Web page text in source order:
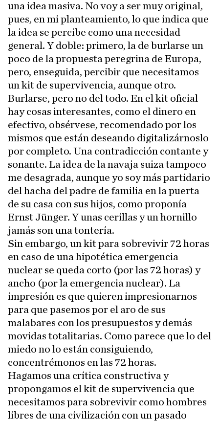
una idea masiva. No voy a ser muy original,
pues, en mi planteamiento, lo que indica que
la idea se percibe como una necesidad
general. Y doble: primero, la de burlarse un
poco de la propuesta peregrina de Europa,
pero, enseguida, percibir que necesitamos
un kit de supervivencia, aunque otro.
Burlarse, pero no del todo. En el kit oficial
hay cosas interesantes, como el dinero en
efectivo, obsérvese, recomendado por los
mismos que están deseando digitalizárnoslo
por completo. Una contradicción contante y
sonante. La idea de la navaja suiza tampoco
me desagrada, aunque yo soy más partidario
del hacha del padre de familia en la puerta
de su casa con sus hijos, como proponía
Ernst Jünger. Y unas cerillas y un hornillo
jamás son una tontería.
Sin embargo, un kit para sobrevivir 72 horas
en caso de una hipotética emergencia
nuclear se queda corto (por las 72 horas) y
ancho (por la emergencia nuclear). La
impresión es que quieren impresionarnos
para que pasemos por el aro de sus
malabares con los presupuestos y demás
movidas totalitarias. Como parece que lo del
miedo no lo están consiguiendo,
concentrémonos en las 72 horas.
Hagamos una crítica constructiva y
propongamos el kit de supervivencia que
necesitamos para sobrevivir como hombres
libres de una civilización con un pasado